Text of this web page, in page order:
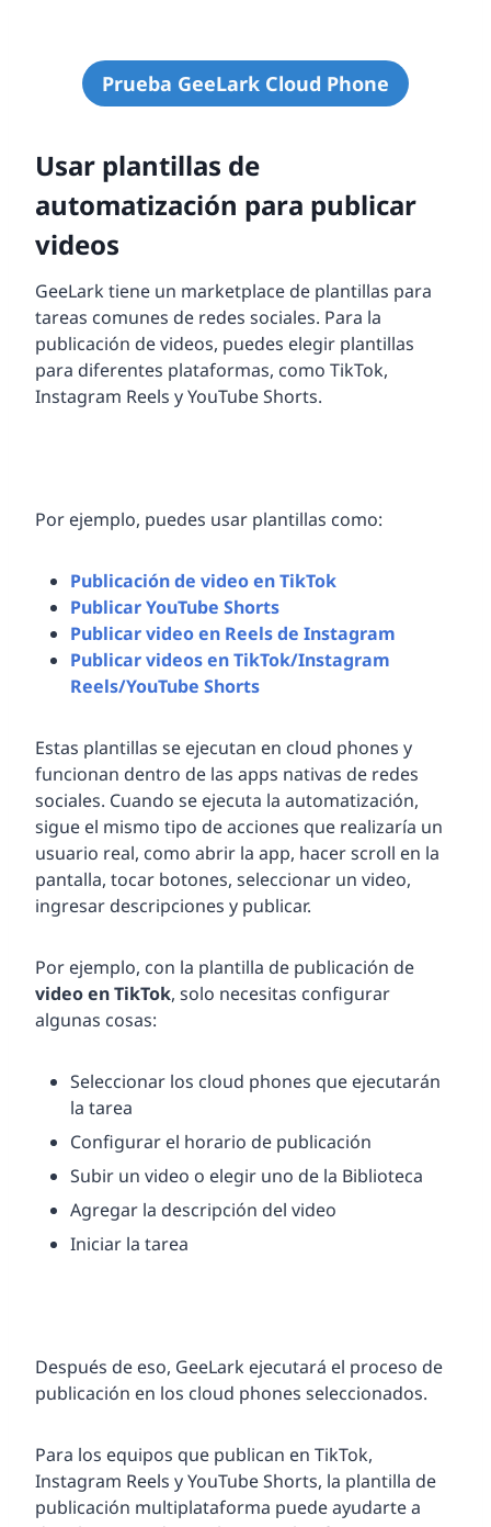
Prueba GeeLark Cloud Phone
Usar plantillas de
automatización para publicar
videos
GeeLark tiene un marketplace de plantillas para
tareas comunes de redes sociales. Para la
publicación de videos, puedes elegir plantillas
para diferentes plataformas, como TikTok,
Instagram Reels y YouTube Shorts.
Por ejemplo, puedes usar plantillas como:
Publicación de video en TikTok
Publicar YouTube Shorts
Publicar video en Reels de Instagram
Publicar videos en TikTok/Instagram
Reels/YouTube Shorts
Estas plantillas se ejecutan en cloud phones y
funcionan dentro de las apps nativas de redes
sociales. Cuando se ejecuta la automatización,
sigue el mismo tipo de acciones que realizaría un
usuario real, como abrir la app, hacer scroll en la
pantalla, tocar botones, seleccionar un video,
ingresar descripciones y publicar.
Por ejemplo, con la plantilla de publicación de
video en TikTok, solo necesitas configurar
algunas cosas:
Seleccionar los cloud phones que ejecutarán
la tarea
Configurar el horario de publicación
Subir un video o elegir uno de la Biblioteca
Agregar la descripción del video
Iniciar la tarea
Después de eso, GeeLark ejecutará el proceso de
publicación en los cloud phones seleccionados.
Para los equipos que publican en TikTok,
Instagram Reels y YouTube Shorts, la plantilla de
publicación multiplataforma puede ayudarte a